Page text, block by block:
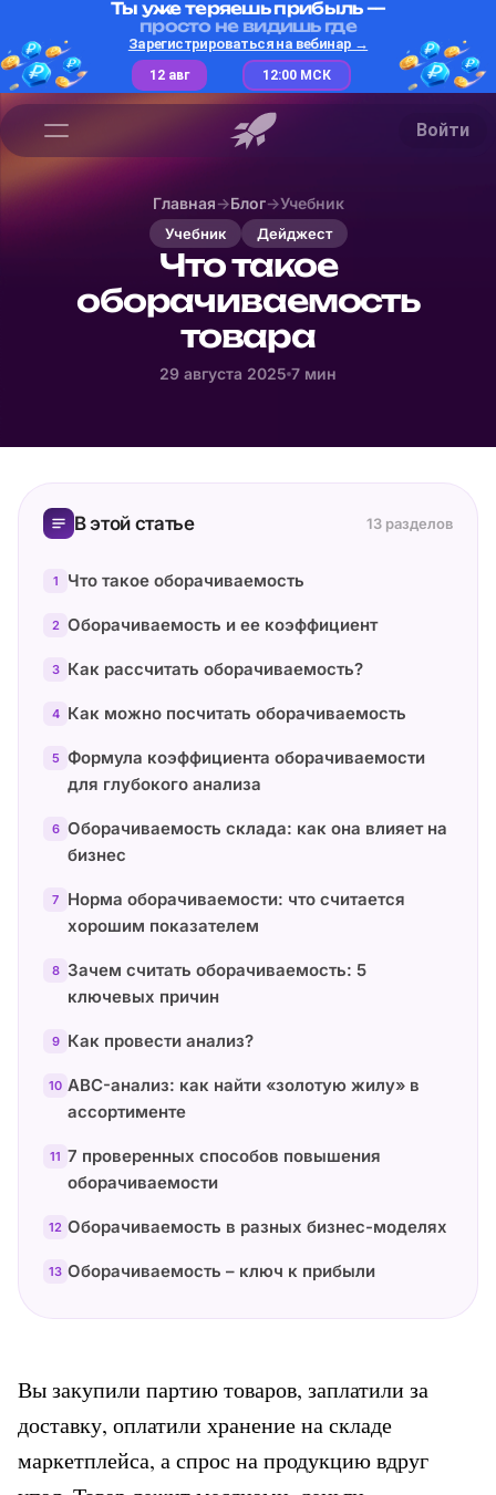
Ты уже теряешь прибыль —
просто не видишь где
Зарегистрироваться на вебинар →
12 авг 12:00 МСК
Войти
Главная→Блог→Учебник
Учебник Дейджест
Что такое
оборачиваемость
товара
29 августа 2025 7 мин
В этой статье 13 разделов
1 Что такое оборачиваемость
2 Оборачиваемость и ее коэффициент
3 Как рассчитать оборачиваемость?
4 Как можно посчитать оборачиваемость
5 Формула коэффициента оборачиваемости
для глубокого анализа
6 Оборачиваемость склада: как она влияет на
бизнес
7
Норма оборачиваемости: что считается
хорошим показателем
8 Зачем считать оборачиваемость: 5
ключевых причин
9 Как провести анализ?
10 ABC-анализ: как найти «золотую жилу» в
ассортименте
11 7 проверенных способов повышения
оборачиваемости
12 Оборачиваемость в разных бизнес-моделях
13 Оборачиваемость – ключ к прибыли
Вы закупили партию товаров, заплатили за
доставку, оплатили хранение на складе
маркетплейса, а спрос на продукцию вдруг